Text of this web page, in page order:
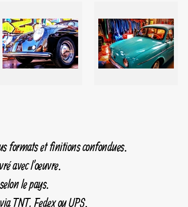
formats et finitions confondues.
avec l'oeuvre.
le pays.
TNT, Fedex ou UPS.